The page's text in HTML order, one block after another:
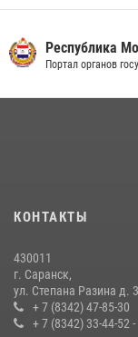
обеспечили
регионального
содействии
Сотрудники
конкурса
23 июля 2026, 11:54
Республика
Портал органов
КОНТАКТЫ
430011
г. Саранск,
ул. Степана Разина д.
+ 7 (8342) 47-85-30
+ 7 (8342) 33-44-52